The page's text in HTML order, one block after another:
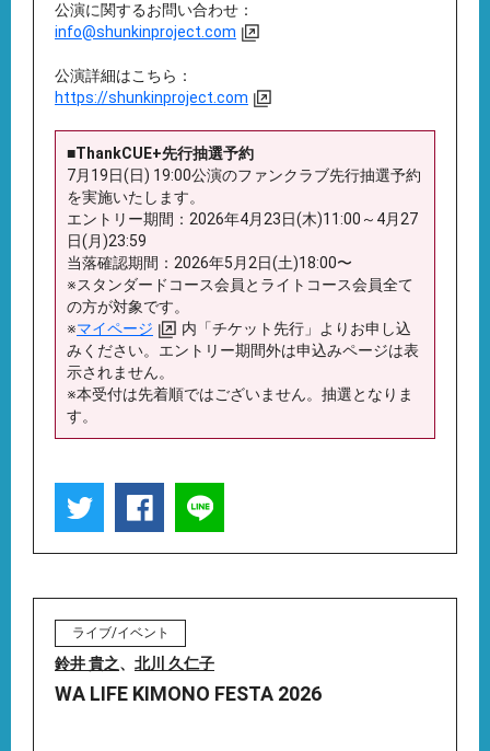
公演に関するお問い合わせ：
info@shunkinproject.com
公演詳細はこちら：
https://shunkinproject.com
■ThankCUE+先行抽選予約
7月19日(日) 19:00公演のファンクラブ先行抽選予約
を実施いたします。
エントリー期間：2026年4月23日(木)11:00～4月27
日(月)23:59
当落確認期間：2026年5月2日(土)18:00〜
※スタンダードコース会員とライトコース会員全て
の方が対象です。
※マイページ
内「チケット先行」よりお申し込
みください。エントリー期間外は申込みページは表
示されません。
※本受付は先着順ではございません。抽選となりま
す。
ライブ/イベント
鈴井 貴之、 北川 久仁子
WA LIFE KIMONO FESTA 2026